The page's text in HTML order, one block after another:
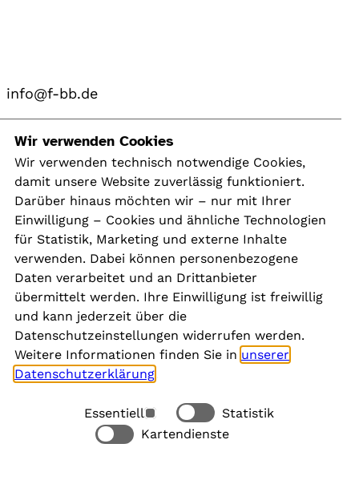
info@f-bb.de
Navigation
Kontakt
Presse
Aktuelles
Karriere
Newsletter
Social Media
Rechtliches
Wir verwenden Cookies
Wir verwenden technisch notwendige Cookies,
damit unsere Website zuverlässig funktioniert.
Darüber hinaus möchten wir – nur mit Ihrer
Einwilligung – Cookies und ähnliche Technologien
für Statistik, Marketing und externe Inhalte
verwenden. Dabei können personenbezogene
Daten verarbeitet und an Drittanbieter
übermittelt werden. Ihre Einwilligung ist freiwillig
und kann jederzeit über die
Datenschutzeinstellungen widerrufen werden.
Weitere Informationen finden Sie in unserer
Datenschutzerklärung
Essentiell
Statistik
Kartendienste